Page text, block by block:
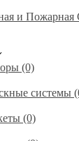
и Пожарная
(0)
системы
(0)